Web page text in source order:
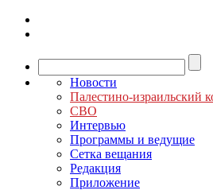
Новости
Палестино-израильский
СВО
Интервью
Программы и ведущие
Сетка вещания
Редакция
Приложение